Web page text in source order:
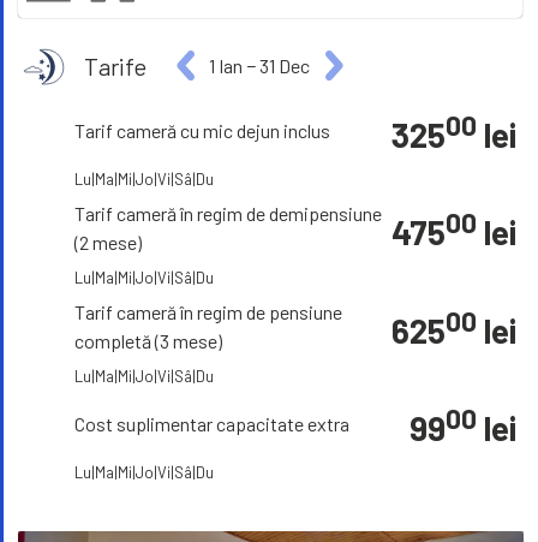
Tarife 1 Ian −31 Dec
Tarif cameră cu mic dejun inclus 32500 lei
Lu|Ma|Mi|Jo|Vi|Sâ|Du
Tarif cameră în regim de demipensiune
(2 mese)
47500 lei
Lu|Ma|Mi|Jo|Vi|Sâ|Du
Tarif cameră în regim de pensiune
completă (3 mese)
62500 lei
Lu|Ma|Mi|Jo|Vi|Sâ|Du
Cost suplimentar capacitate extra 9900 lei
Lu|Ma|Mi|Jo|Vi|Sâ|Du